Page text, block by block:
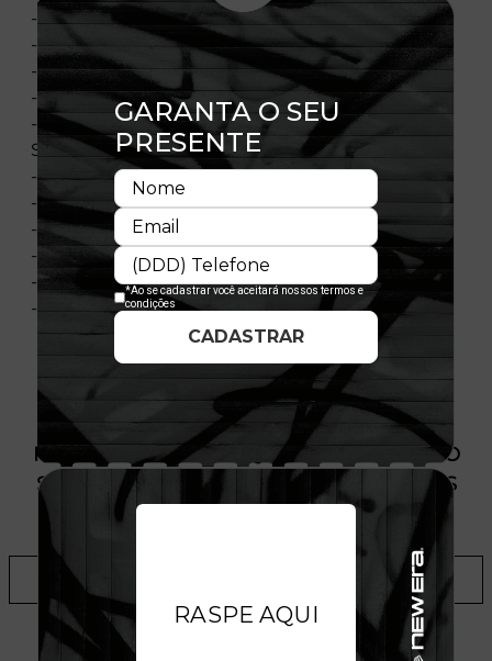
- Silhueta 9SEVENTY Stretch Snap
- Aba curva
- Copa estruturada
- Ajustável
- Fechamento tipo Snapback com tecnologia
Stretch
- Bordado frontal oficial Kansas City Chiefs
- Flag New Era® bordada na lateral esquerda
- Estampa Bob Esponja e Patrick lateral
- Composição: 100% Poliéster
- Licença oficial
- Produto importado
PRODUTO SEM ESTOQUE DÍSPONÍVEL NO
SITE, CONSULTE A DISPONIBILIDADE NAS